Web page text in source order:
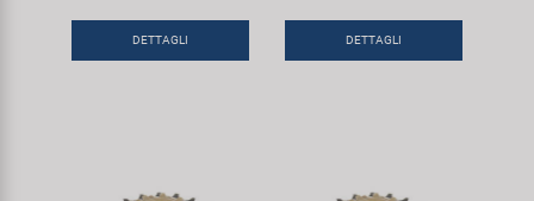
DETTAGLI DETTAGLI